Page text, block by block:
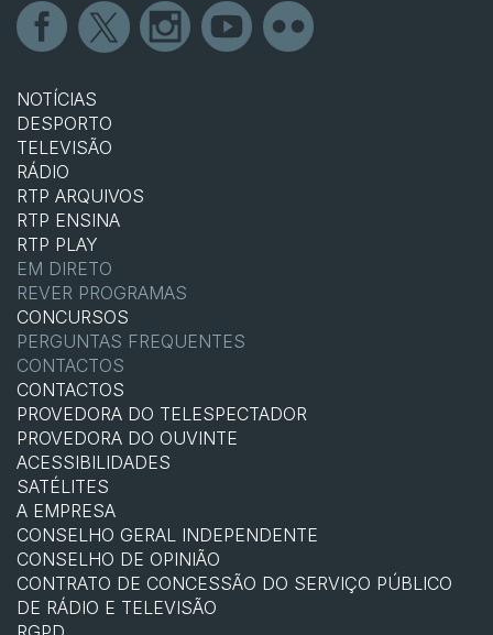
NOTÍCIAS
DESPORTO
TELEVISÃO
RÁDIO
RTP ARQUIVOS
RTP ENSINA
RTP PLAY
EM DIRETO
REVER PROGRAMAS
CONCURSOS
PERGUNTAS FREQUENTES
CONTACTOS
CONTACTOS
PROVEDORA DO TELESPECTADOR
PROVEDORA DO OUVINTE
ACESSIBILIDADES
SATÉLITES
A EMPRESA
CONSELHO GERAL INDEPENDENTE
CONSELHO DE OPINIÃO
CONTRATO DE CONCESSÃO DO SERVIÇO PÚBLICO
DE RÁDIO E TELEVISÃO